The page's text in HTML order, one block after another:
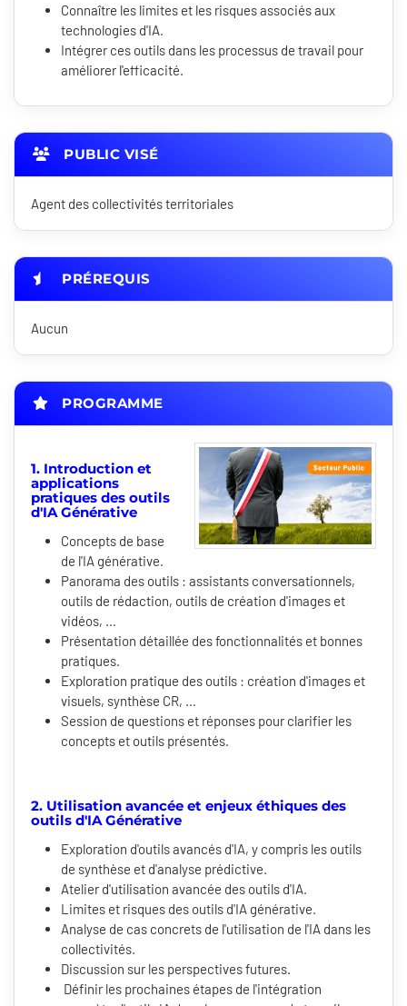
Connaître les limites et les risques associés aux
technologies d'IA.
Intégrer ces outils dans les processus de travail pour
améliorer l'efficacité.
PUBLIC VISÉ
Agent des collectivités territoriales
PRÉREQUIS
Aucun
PROGRAMME
1. Introduction et
applications
pratiques des outils
d'IA Générative
Concepts de base
de l'IA générative.
Panorama des outils : assistants conversationnels,
outils de rédaction, outils de création d'images et
vidéos, …
Présentation détaillée des fonctionnalités et bonnes
pratiques.
Exploration pratique des outils : création d'images et
visuels, synthèse CR, …
Session de questions et réponses pour clarifier les
concepts et outils présentés.
2. Utilisation avancée et enjeux éthiques des
outils d'IA Générative
Exploration d'outils avancés d'IA, y compris les outils
de synthèse et d'analyse prédictive.
Atelier d'utilisation avancée des outils d'IA.
Limites et risques des outils d'IA générative.
Analyse de cas concrets de l'utilisation de l'IA dans les
collectivités.
Discussion sur les perspectives futures.
Définir les prochaines étapes de l'intégration